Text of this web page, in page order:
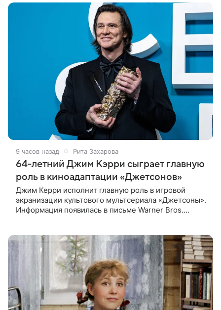
9 часов назад Рита Захарова
64-летний Джим Кэрри сыграет главную
роль в киноадаптации «Джетсонов»
Джим Керри исполнит главную роль в игровой
экранизации культового мультсериала «Джетсоны».
Информация появилась в письме Warner Bros.